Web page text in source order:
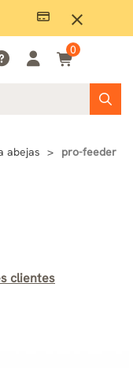
close
0
abejas
pro-feeder
clientes